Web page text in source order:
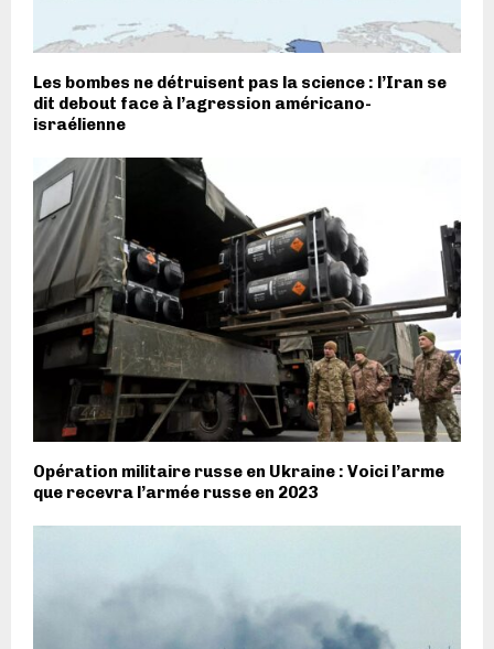
Les bombes ne détruisent pas la science : l’Iran se
dit debout face à l’agression américano-
israélienne
Opération militaire russe en Ukraine : Voici l’arme
que recevra l’armée russe en 2023